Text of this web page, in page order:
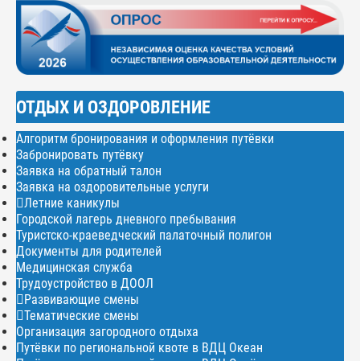
ОТДЫХ И ОЗДОРОВЛЕНИЕ
Алгоритм бронирования и оформления путёвки
Забронировать путёвку
Заявка на обратный талон
Заявка на оздоровительные услуги
Летние каникулы
Городской лагерь дневного пребывания
Туристско-краеведческий палаточный полигон
Документы для родителей
Медицинская служба
Трудоустройство в ДООЛ
Развивающие смены
Тематические смены
Организация загородного отдыха
Путёвки по региональной квоте в ВДЦ Океан